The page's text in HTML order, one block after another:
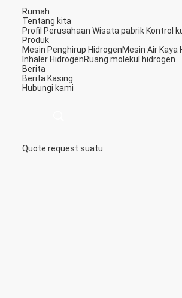
Rumah
Tentang kita
Profil Perusahaan Wisata pabrik Kontrol
Produk
Mesin Penghirup HidrogenMesin Air Kaya
Inhaler HidrogenRuang molekul hidrogen
Berita
Berita Kasing
Hubungi kami
Quote request suatu